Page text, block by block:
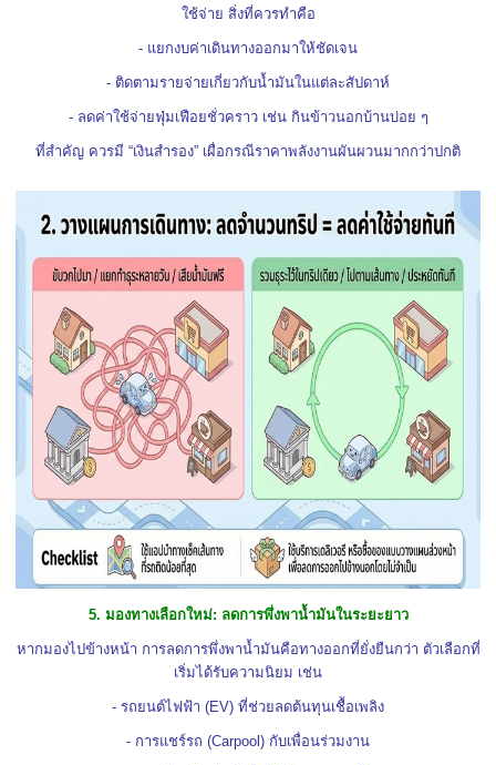
ใช้จ่าย สิ่งที่ควรทำคือ
- แยกงบค่าเดินทางออกมาให้ชัดเจน
- ติดตามรายจ่ายเกี่ยวกับน้ำมันในแต่ละสัปดาห์
- ลดค่าใช้จ่ายฟุ่มเฟือยชั่วคราว เช่น กินข้าวนอกบ้านบ่อย ๆ
ที่สำคัญ ควรมี “เงินสำรอง” เผื่อกรณีราคาพลังงานผันผวนมากกว่าปกติ
5. มองทางเลือกใหม่: ลดการพึ่งพาน้ำมันในระยะยาว
หากมองไปข้างหน้า การลดการพึ่งพาน้ำมันคือทางออกที่ยั่งยืนกว่า ตัวเลือกที่
เริ่มได้รับความนิยม เช่น
- รถยนต์ไฟฟ้า (EV) ที่ช่วยลดต้นทุนเชื้อเพลิง
- การแชร์รถ (Carpool) กับเพื่อนร่วมงาน